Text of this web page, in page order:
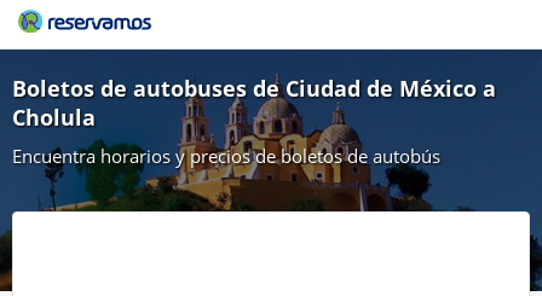
Boletos de autobuses de Ciudad de México a
Cholula
Encuentra horarios y precios de boletos de autobús